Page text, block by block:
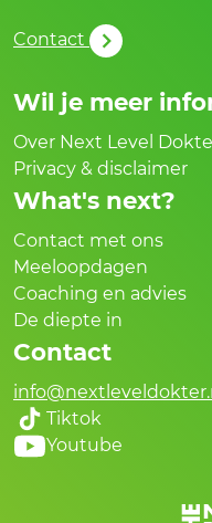
Contact
Wil je meer
Over Next Level
Privacy & disclaimer
What's next?
Contact met ons
Meeloopdagen
Coaching en advies
De diepte in
Contact
Tiktok
Youtube